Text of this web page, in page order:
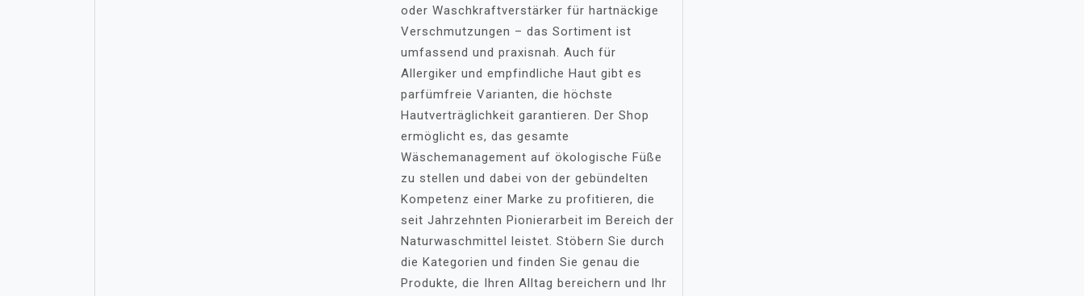
oder Waschkraftverstärker für hartnäckige
Verschmutzungen – das Sortiment ist
umfassend und praxisnah. Auch für
Allergiker und empfindliche Haut gibt es
parfümfreie Varianten, die höchste
Hautverträglichkeit garantieren. Der Shop
ermöglicht es, das gesamte
Wäschemanagement auf ökologische Füße
zu stellen und dabei von der gebündelten
Kompetenz einer Marke zu profitieren, die
seit Jahrzehnten Pionierarbeit im Bereich der
Naturwaschmittel leistet. Stöbern Sie durch
die Kategorien und finden Sie genau die
Produkte, die Ihren Alltag bereichern und Ihr